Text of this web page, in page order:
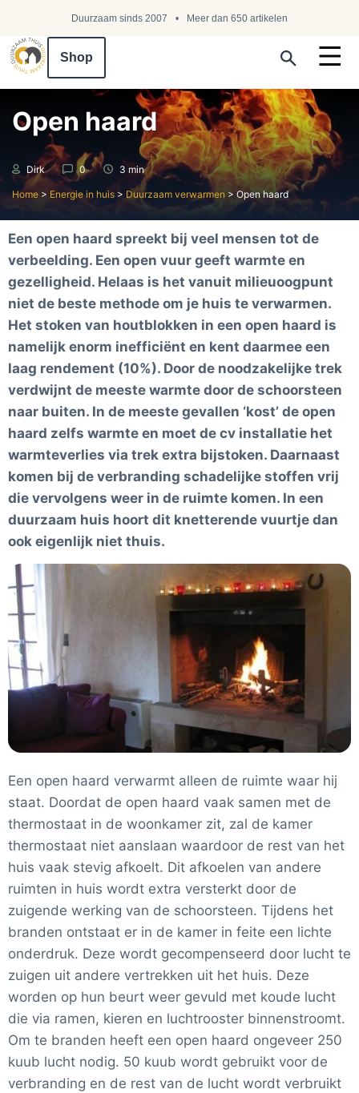
Duurzaam sinds 2007 Meer dan 650 artikelen
Shop
Open haard
Dirk 0 3 min
Home > Energie in huis > Duurzaam verwarmen > Open haard
Een open haard spreekt bij veel mensen tot de
verbeelding. Een open vuur geeft warmte en
gezelligheid. Helaas is het vanuit milieuoogpunt
niet de beste methode om je huis te verwarmen.
Het stoken van houtblokken in een open haard is
namelijk enorm inefficiënt en kent daarmee een
laag rendement (10%). Door de noodzakelijke trek
verdwijnt de meeste warmte door de schoorsteen
naar buiten. In de meeste gevallen ‘kost’ de open
haard zelfs warmte en moet de cv installatie het
warmteverlies via trek extra bijstoken. Daarnaast
komen bij de verbranding schadelijke stoffen vrij
die vervolgens weer in de ruimte komen. In een
duurzaam huis hoort dit knetterende vuurtje dan
ook eigenlijk niet thuis.
Een open haard verwarmt alleen de ruimte waar hij
staat. Doordat de open haard vaak samen met de
thermostaat in de woonkamer zit, zal de kamer
thermostaat niet aanslaan waardoor de rest van het
huis vaak stevig afkoelt. Dit afkoelen van andere
ruimten in huis wordt extra versterkt door de
zuigende werking van de schoorsteen. Tijdens het
branden ontstaat er in de kamer in feite een lichte
onderdruk. Deze wordt gecompenseerd door lucht te
zuigen uit andere vertrekken uit het huis. Deze
worden op hun beurt weer gevuld met koude lucht
die via ramen, kieren en luchtrooster binnenstroomt.
Om te branden heeft een open haard ongeveer 250
kuub lucht nodig. 50 kuub wordt gebruikt voor de
verbranding en de rest van de lucht wordt verbruikt